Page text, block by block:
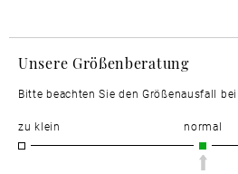
Unsere Größenberatung
Bitte beachten Sie den Größenausfall
zu klein normal